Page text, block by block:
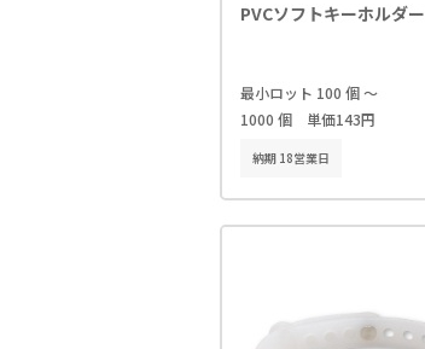
PVCソフトキーホルダー
最小ロット 100 個 ～
1000 個 単価143円
納期 18営業日